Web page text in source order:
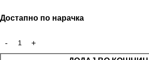
Достапно по нарачка